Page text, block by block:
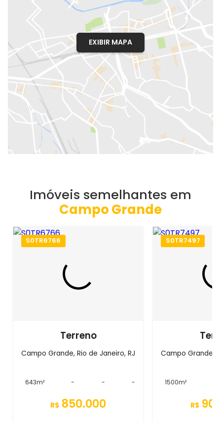
EXIBIR MAPA
Imóveis semelhantes em
Campo Grande
S0TR6766
Terreno
Campo Grande, Rio de Janeiro, RJ
643m² - - -
R$ 850.000
S0TR7497
Campo Grande,
1500m²
R$